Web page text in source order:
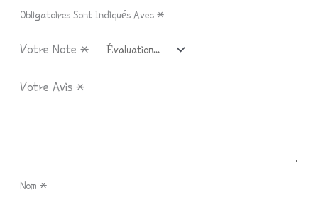
Obligatoires Sont Indiqués Avec*
Votre Note*
Votre Avis*
Nom*